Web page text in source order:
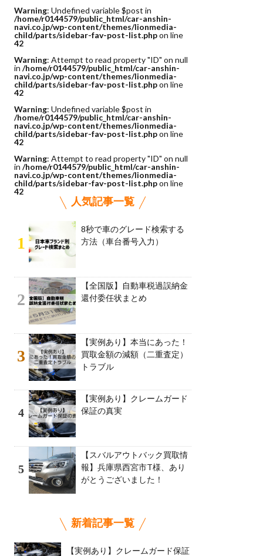
Warning: Undefined variable $post in
/home/r0144579/public_html/car-anshin-
navi.co.jp/wp-content/themes/lionmedia-
child/parts/sidebar-fav-post-list.phpon line
42
Warning: Attempt to read property "ID" on null
in /home/r0144579/public_html/car-anshin-
navi.co.jp/wp-content/themes/lionmedia-
child/parts/sidebar-fav-post-list.phpon line
42
Warning: Undefined variable $post in
/home/r0144579/public_html/car-anshin-
navi.co.jp/wp-content/themes/lionmedia-
child/parts/sidebar-fav-post-list.phpon line
42
Warning: Attempt to read property "ID" on null
in /home/r0144579/public_html/car-anshin-
navi.co.jp/wp-content/themes/lionmedia-
child/parts/sidebar-fav-post-list.phpon line
42
人気記事一覧
1
8秒で車のグレード検索する
方法（車台番号入力）
2
【全国版】自動車税過誤納金
還付委任状まとめ
3
【実例あり】本当にあった！
買取金額の減額（二重査定）
トラブル
4
【実例あり】クレームガード
保証の真実
5
【スバルアウトバック買取情
報】兵庫県西宮市T様、あり
がとうございました！
新着記事一覧
【実例あり】クレームガード保証